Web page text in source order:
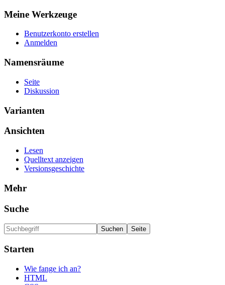
Meine Werkzeuge
Benutzerkonto erstellen
Anmelden
Namensräume
Seite
Diskussion
Varianten
Ansichten
Lesen
Quelltext anzeigen
Versionsgeschichte
Mehr
Suche
Starten
Wie fange ich an?
HTML